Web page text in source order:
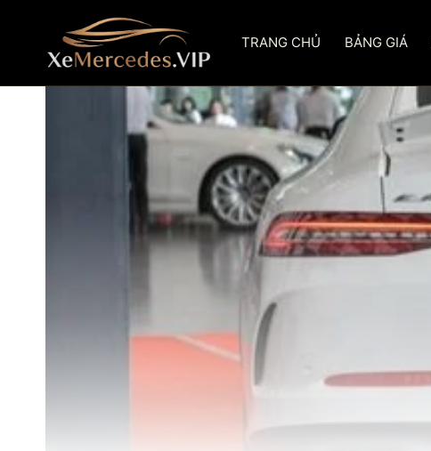
content
TRANG CHỦ BẢNG GIÁ